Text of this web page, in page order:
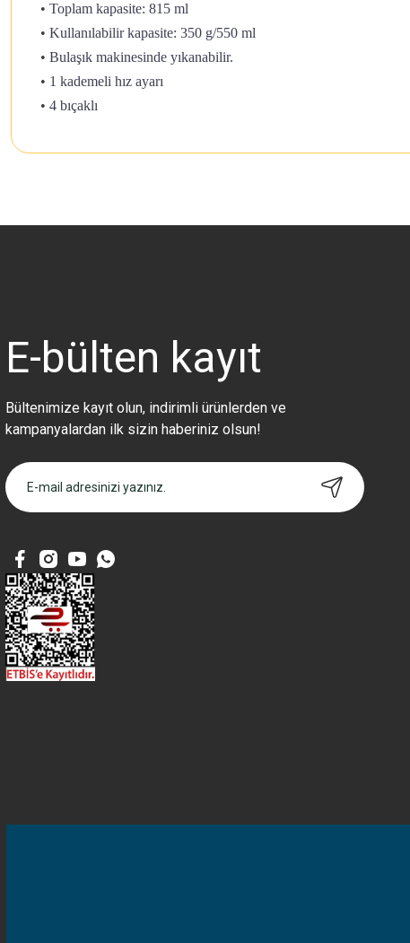
• Toplam kapasite: 815 ml
• Kullanılabilir kapasite: 350 g/550 ml
• Bulaşık makinesinde yıkanabilir.
• 1 kademeli hız ayarı
• 4 bıçaklı
Bu ürüne benzer farklı alternatifler olmalı.
E-bülten kayıt
Bültenimize kayıt olun, indirimli ürünlerden ve
kampanyalardan ilk sizin haberiniz olsun!